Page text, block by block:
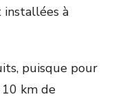
à
puisque pour
km de